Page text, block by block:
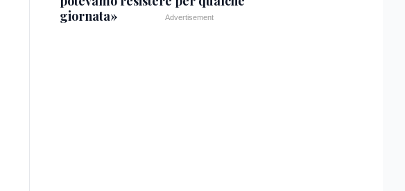
giornata»